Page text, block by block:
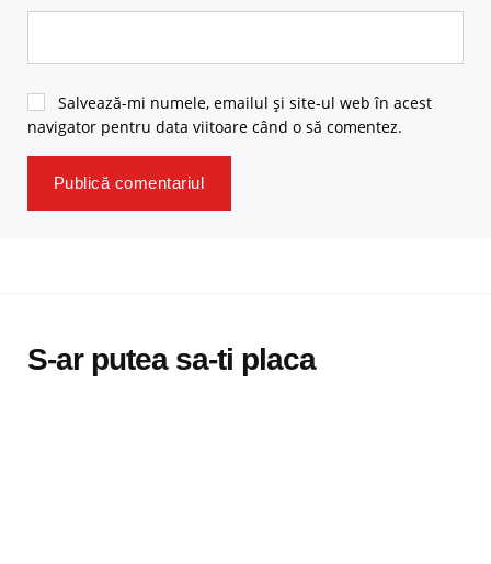
Salvează-mi numele, emailul și site-ul web în acest
navigator pentru data viitoare când o să comentez.
S-ar putea sa-ti placa